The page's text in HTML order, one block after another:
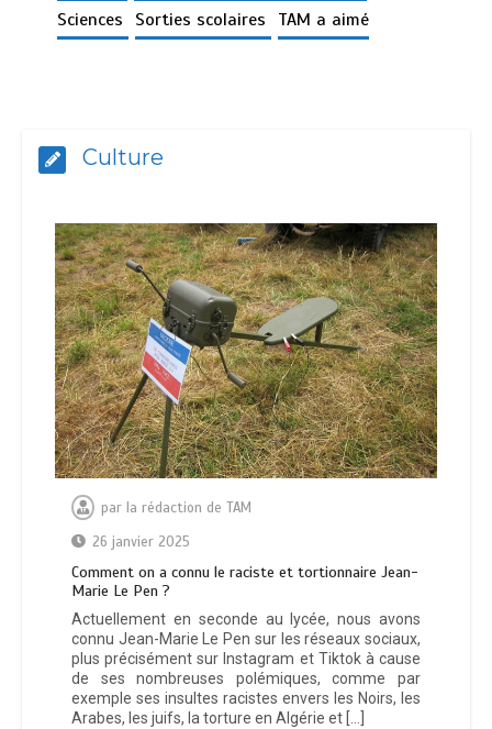
Sciences
Sorties scolaires TAM a aimé
Culture
par la rédaction de TAM
26 janvier 2025
Comment on a connu le raciste et tortionnaire Jean-
Marie Le Pen ?
Actuellement en seconde au lycée, nous avons
connu Jean-Marie Le Pen sur les réseaux sociaux,
plus précisément sur Instagram et Tiktok à cause
de ses nombreuses polémiques, comme par
exemple ses insultes racistes envers les Noirs, les
Arabes, les juifs, la torture en Algérie et […]